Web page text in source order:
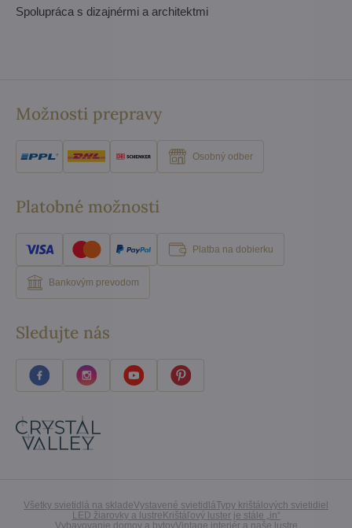
Spolupráca s dizajnérmi a architektmi
Možnosti prepravy
Osobný odber
Platobné možnosti
Platba na dobierku
Bankovým prevodom
Sledujte nás
Všetky svietidlá na skladeVystavené svietidláTypy krištálových svietidiel
LED žiarovky a lustreKrištáľový luster je stále „in“
Vybavovanie domov a bytovVintage interiér a naše lustre